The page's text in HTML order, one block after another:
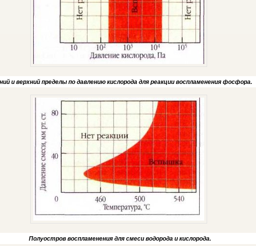
и верхний пределы по давлению кислорода для реакции воспламенения фосфора.
Полуостров воспламенения для смеси водорода и кислорода.